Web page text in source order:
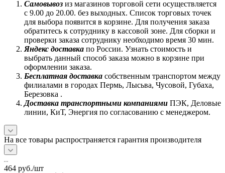
Самовывоз из магазинов торговой сети осуществляется
с 9.00 до 20.00. без выходных. Список торговых точек
для выбора появится в корзине. Для получения заказа
обратитесь к сотруднику в кассовой зоне. Для сборки и
проверки заказа сотруднику необходимо время 30 мин.
Яндекс доставка по России. Узнать стоимость и
выбрать данный способ заказа можно в корзине при
оформлении заказа.
Бесплатная доставка собственным транспортом между
филиалами в городах Пермь, Лысьва, Чусовой, Губаха,
Березовка .
Доставка транспортными компаниями ПЭК, Деловые
линии, КиТ, Энергия по согласованию с менеджером.
На все товары распространяется гарантия производителя
464 руб./шт